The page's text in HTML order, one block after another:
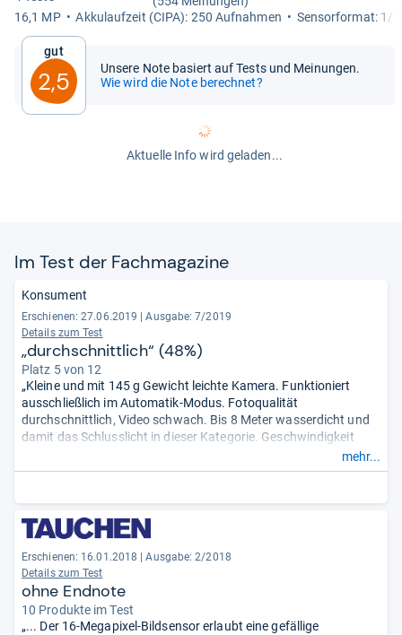
16,1 MP
Akku­lauf­zeit (CIPA): 250 Auf­nah­men Sen­sor­for­mat: 1/
Gut
2,5
Unsere Note basiert auf Tests und Meinungen.
Wie wird die Note berechnet?
Aktuelle Info wird geladen...
Im Test der Fach­ma­ga­zine
Konsument
Erschienen: 27.06.2019
Ausgabe: 7/2019
Details zum Test
„durchschnittlich“ (48%)
Platz 5 von 12
„Kleine und mit 145 g Gewicht leichte Kamera. Funktioniert
ausschließlich im Automatik-Modus. Fotoqualität
durchschnittlich, Video schwach. Bis 8 Meter wasserdicht und
damit das Schlusslicht in dieser Kategorie. Geschwindigkeit
(Auslöseverzögerung, Einschaltzeit) annehmbar. Besonderheit:
Taschenlampenfunktion, auch zur Ausleuchtung von
Modelle im Test.“
mehr...
Erschienen: 16.01.2018
Ausgabe: 2/2018
Details zum Test
ohne Endnote
10 Produkte im Test
„... Der 16-Megapixel-Bildsensor erlaubt eine gefällige